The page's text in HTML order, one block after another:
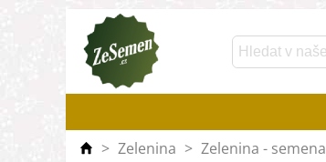
> Zelenina > Zelenina - semena